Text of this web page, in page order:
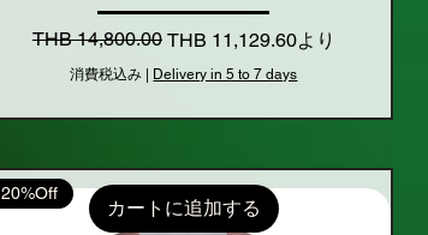
通常価格
THB 14,800.00 THB 11,129.60より
セール価格
消費税込み Delivery in 5 to 7 days
カートに追加する
20%Off